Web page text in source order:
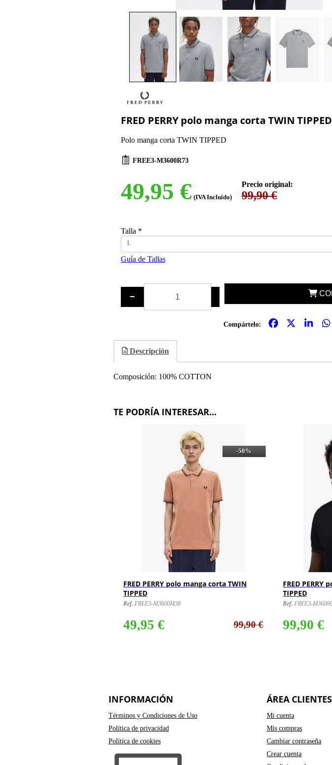
FRED PERRY polo manga corta TWIN TIPPED
Polo manga corta TWIN TIPPED
FREE3-M3600R73
49,95 € (IVA Incluido)
Precio original:
99,90 €
Talla *
L
Guía de Tallas
−
Compártelo:
Descripción
Composición: 100% COTTON
TE PODRÍA INTERESAR...
-50%
FRED PERRY polo manga corta TWIN
TIPPED
Ref. FREE3-M3600M38
99,90 €
49,95 €
FRED PERRY
TIPPED
Ref. FREE3-
99,90 €
INFORMACIÓN
Términos y Condiciones de Uso
Política de privacidad
Política de cookies
ÁREA CLIENTES
Mi cuenta
Mis compras
Cambiar contraseña
Crear cuenta